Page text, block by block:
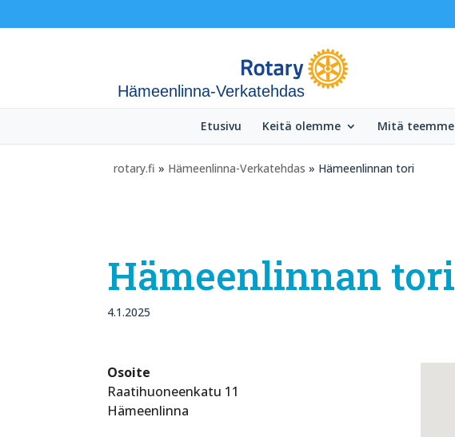
Hämeenlinna-Verkatehdas
Etusivu Keitä olemme Mitä teemme
rotary.fi » Hämeenlinna-Verkatehdas » Hämeenlinnan tori
Hämeenlinnan tori
4.1.2025
Osoite
Raatihuoneenkatu 11
Hämeenlinna